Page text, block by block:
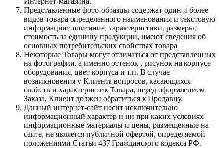
Представленные фото-образцы содержат один и более
видов товара определенного наименования и текстовую
информацию: описание, характеристики, размеры,
стоимость за единицу продукции, имеют сведения об
основных потребительских свойствах товара
Некоторые Товары могут отличаться от представленных
на фотографии, а именно оттенок , рисунок на корпусе
оборудования, цвет корпуса и т.п. В случае
возникновения у Клиента вопросов, касающихся
свойств и характеристик Товара, перед оформлением
Заказа, Клиент должен обратиться к Продавцу.
Данный интернет-сайт носит исключительно
информационный характер и ни при каких условиях
информационные материалы и цены, размещенные на
сайте, не является публичной офертой, определяемой
положениями Статьи 437 Гражданского кодекса РФ.